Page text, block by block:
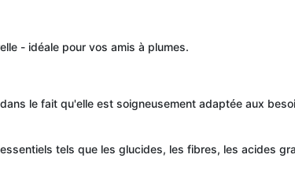
- idéale pour vos amis à plumes.
le fait qu'elle est soigneusement adaptée aux
tels que les glucides, les fibres, les acides